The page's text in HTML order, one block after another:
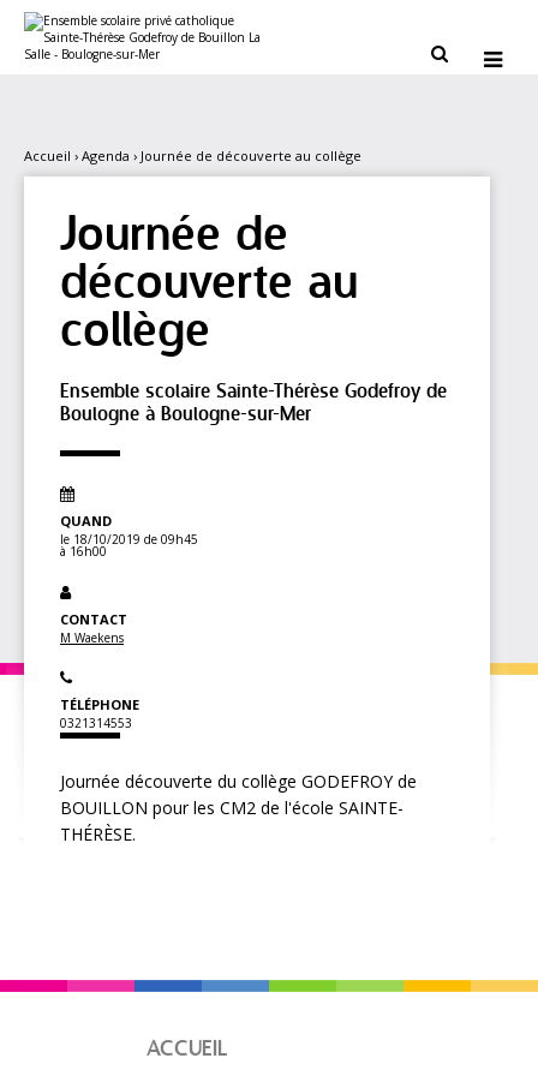
contenu.
personnels
 
Accueil › Agenda › Journée de découverte au collège
Journée de
découverte au
collège
Ensemble scolaire Sainte-Thérèse Godefroy de
Boulogne à Boulogne-sur-Mer
QUAND
le 18/10/2019 de 09h45
à 16h00
CONTACT
M Waekens
TÉLÉPHONE
0321314553
Journée découverte du collège GODEFROY de
BOUILLON pour les CM2 de l'école SAINTE-
THÉRÈSE.
ACCUEIL